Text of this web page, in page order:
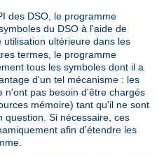
des DSO, le programme
du DSO à l'aide de
utilisation ultérieure dans les
termes, le programme
tous les symboles dont il a
d'un tel mécanisme : les
n'ont pas besoin d'être chargés
mémoire) tant qu'il ne sont
question. Si nécessaire, ces
afin d'étendre les